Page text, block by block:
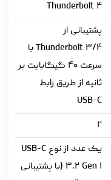
Thunderbolt ۴
پشتیبانی از
Thunderbolt ۳/۴ با
سرعت ۴۰ گیگابایت بر
ثانیه از طریق رابط
USB-C
۲
یک عدد از نوع USB-C
۳.۲ Gen ۱ (با پشتیبانی